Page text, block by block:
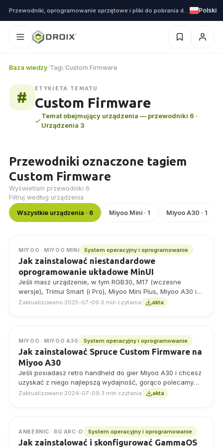
Polski
Baza wiedzy/Tagi/Custom Firmware
#
ETYKIETA TEMATU
Custom Firmware
Temat obejmujący urządzenia — przewodniki 6 ·
Urządzenia 3
Przewodniki oznaczone tagiem
Custom Firmware
Wyświetlam przewodniki 6
Filtruj według urządzenia
Wszystkie urządzenia · 6 Miyoo Mini · 1 Miyoo A30 · 1
MIYOO · MIYOO MINI System operacyjny i oprogramowanie
Jak zainstalować niestandardowe
oprogramowanie układowe MinUI
Jeśli masz urządzenie, w tym RGB30, M17 (wczesne
wersje), Trimui Smart (i Pro), Miyoo Mini Plus, Miyoo A30 i
rodzinę starych handheldów…
Zaktualizowano 2025-07-09·3 min czytania akta
MIYOO · MIYOO A30 System operacyjny i oprogramowanie
Jak zainstalować Spruce Custom Firmware na
Miyoo A30
Jeśli posiadasz retro handheld do gier Miyoo A30 i chcesz
uzyskać z niego najlepszą wydajność, gorąco polecamy
niestandardowe oprogramowanie układowe Spruce.
Zaktualizowano 2024-07-09·3 min czytania akta
ANBERNIC · RG ARC-D System operacyjny i oprogramowanie
Jak zainstalować i skonfigurować GammaOS